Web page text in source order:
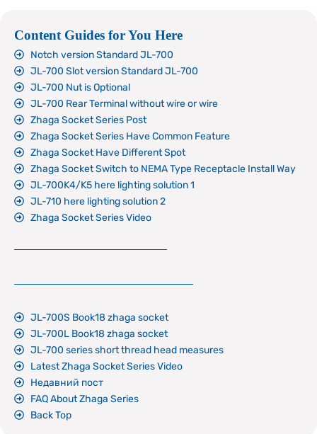
Content Guides for You Here
Notch version Standard JL-700
JL-700 Slot version Standard JL-700
JL-700 Nut is Optional
JL-700 Rear Terminal without wire or wire
Zhaga Socket Series Post
Zhaga Socket Series Have Common Feature
Zhaga Socket Have Different Spot
Zhaga Socket Switch to NEMA Type Receptacle Install Way
JL-700K4/K5 here lighting solution 1
JL-710 here lighting solution 2
Zhaga Socket Series Video
JL-700S Book18 zhaga socket
JL-700L Book18 zhaga socket
JL-700 series short thread head measures
Latest Zhaga Socket Series Video
Недавний пост
FAQ About Zhaga Series
Back Top